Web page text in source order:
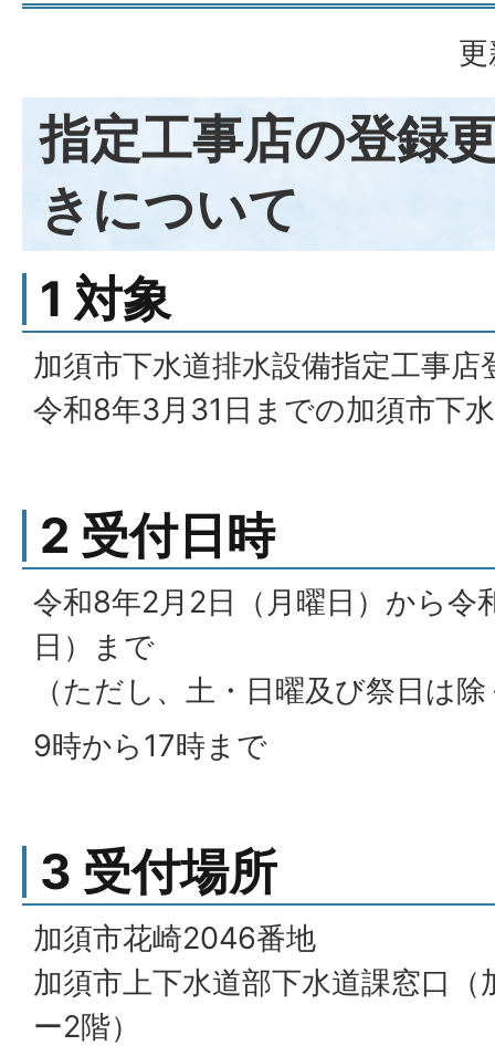
指定工事店の登録
きについて
1 対象
加須市下水道排水設備指定工事
令和8年3月31日までの加須市下
2 受付日時
令和8年2月2日（月曜日）から令
日）まで
（ただし、土・日曜及び祭日は
9時から17時まで
3 受付場所
加須市花崎2046番地
加須市上下水道部下水道課窓口
ー2階）